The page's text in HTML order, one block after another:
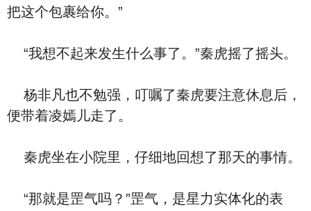
把这个包裹给你。”
“我想不起来发生什么事了。”秦虎摇了摇头。
杨非凡也不勉强，叮嘱了秦虎要注意休息后，
便带着凌嫣儿走了。
秦虎坐在小院里，仔细地回想了那天的事情。
“那就是罡气吗？”罡气，是星力实体化的表